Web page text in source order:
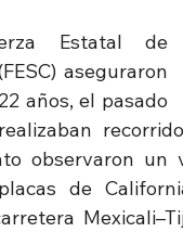
Estatal de
aseguraron
años, el pasado
observaron
de